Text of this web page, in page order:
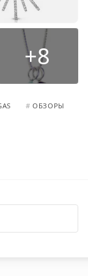
+8
# ОБЗОРЫ